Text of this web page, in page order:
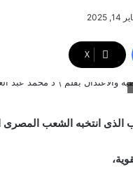
2025
‫X
الذى انتخبه الشعب المصرى